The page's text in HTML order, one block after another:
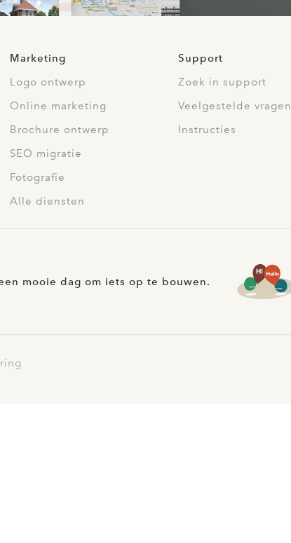
Marketing
Logo ontwerp
Online marketing
Brochure ontwerp
SEO migratie
Fotografie
Alle diensten
Support
Zoek in support
Veelgestelde vragen
Instructies
mooie dag om iets op te bouwen.